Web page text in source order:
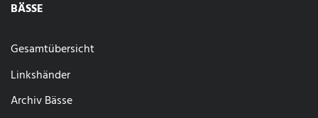
BÄSSE
Gesamtübersicht
Linkshänder
Archiv Bässe